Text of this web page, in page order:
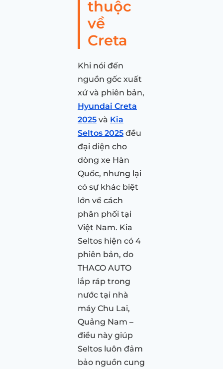
thuộc
về
Creta
Khi nói đến
nguồn gốc xuất
xứ và phiên bản,
Hyundai Creta
2025 và Kia
Seltos 2025 đều
đại diện cho
dòng xe Hàn
Quốc, nhưng lại
có sự khác biệt
lớn về cách
phân phối tại
Việt Nam. Kia
Seltos hiện có 4
phiên bản, do
THACO AUTO
lắp ráp trong
nước tại nhà
máy Chu Lai,
Quảng Nam –
điều này giúp
Seltos luôn đảm
bảo nguồn cung